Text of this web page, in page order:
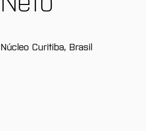
Núcleo Curitiba, Brasil